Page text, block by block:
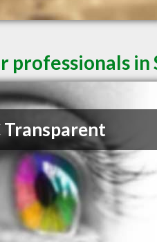
professionals in
Transparent